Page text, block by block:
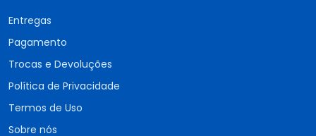
Entregas
Pagamento
Trocas e Devoluções
Política de Privacidade
Termos de Uso
Sobre nós